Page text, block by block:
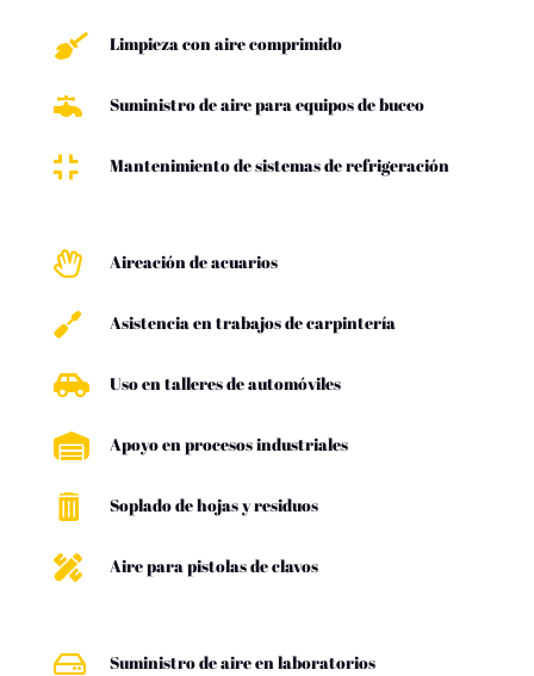
 Limpieza con aire comprimido
 Suministro de aire para equipos de buceo
 Mantenimiento de sistemas de refrigeración
 Aireación de acuarios
 Asistencia en trabajos de carpintería
 Uso en talleres de automóviles
 Apoyo en procesos industriales
 Soplado de hojas y residuos
 Aire para pistolas de clavos
 Suministro de aire en laboratorios